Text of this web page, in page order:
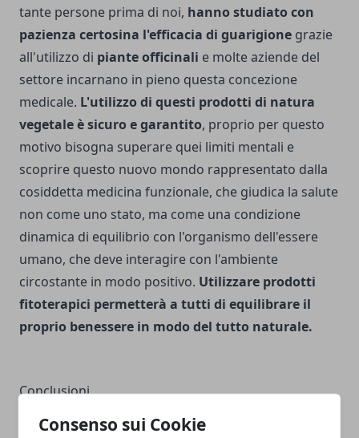
Consenso sui Cookie
tante persone prima di noi, hanno studiato con
pazienza certosina l'efficacia di guarigione grazie
all'utilizzo di piante officinali e molte aziende del
settore incarnano in pieno questa concezione
medicale. L'utilizzo di questi prodotti di natura
vegetale è sicuro e garantito, proprio per questo
motivo bisogna superare quei limiti mentali e
scoprire questo nuovo mondo rappresentato dalla
cosiddetta medicina funzionale, che giudica la salute
non come uno stato, ma come una condizione
dinamica di equilibrio con l'organismo dell'essere
umano, che deve interagire con l'ambiente
circostante in modo positivo. Utilizzare prodotti
fitoterapici permetterà a tutti di equilibrare il
proprio benessere in modo del tutto naturale.
Conclusioni
La medicina funzionaleessendo una branca della